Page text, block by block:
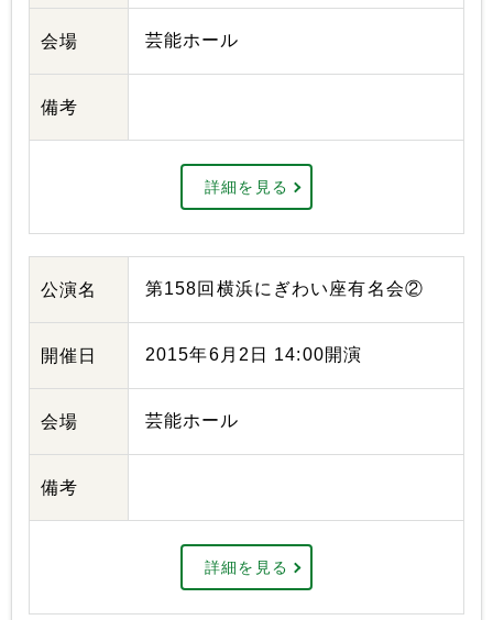
会場 芸能ホール
備考
詳細を見る
公演名 第158回横浜にぎわい座有名会②
開催日 2015年6月2日 14:00開演
会場 芸能ホール
備考
詳細を見る